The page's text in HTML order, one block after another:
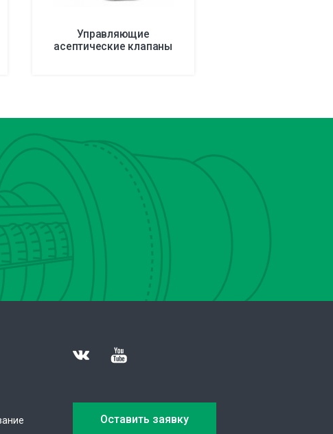
Управляющие
асептические клапаны
Оставить заявку